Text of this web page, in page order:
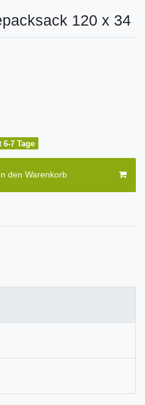
120 x 34
7 Tage
den Warenkorb